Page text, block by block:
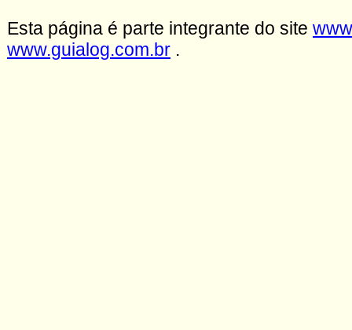
Esta página é parte integrante do site
www.guialog.com.br .